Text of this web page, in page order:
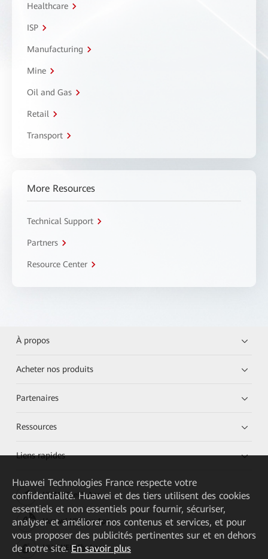
Healthcare
ISP
Manufacturing
Mine
Oil and Gas
Retail
Transport
More Resources
Technical Support
Partners
Resource Center
À propos
Acheter nos produits
Partenaires
Ressources
Liens rapides
HUAWEI eKit App
Huawei HiKnow App
HUAWEI eFly App
Huawei Technologies France respecte votre
confidentialité. Huawei et des tiers utilisent des cookies
essentiels et non essentiels pour fournir, sécuriser,
analyser et améliorer nos contenus et services, et pour
vous proposer des publicités pertinentes sur et en dehors
de notre site. En savoir plus